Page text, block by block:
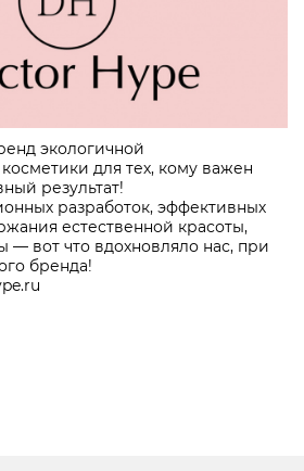
экологичной
для тех, кому важен
результат!
разработок, эффективных
естественной красоты,
— вот что вдохновляло нас, при
бренда!